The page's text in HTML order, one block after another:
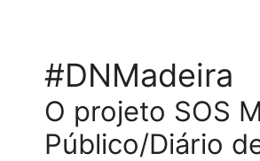
#DNMadeira
O projeto SOS
Público/Diário